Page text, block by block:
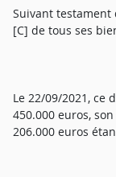
Suivant testament
[C] de tous ses
Le 22/09/2021, ce
450.000 euros,
206.000 euros